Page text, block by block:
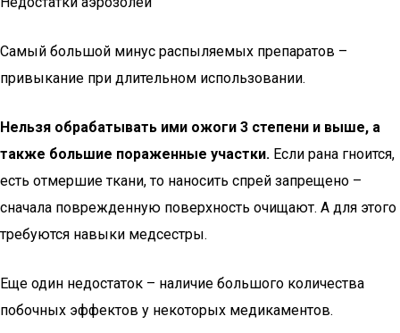
Самый большой минус распыляемых препаратов –
привыкание при длительном использовании.
Нельзя обрабатывать ими ожоги 3 степени и выше, а
также большие пораженные участки. Если рана гноится,
есть отмершие ткани, то наносить спрей запрещено –
сначала поврежденную поверхность очищают. А для этого
требуются навыки медсестры.
Еще один недостаток – наличие большого количества
побочных эффектов у некоторых медикаментов.